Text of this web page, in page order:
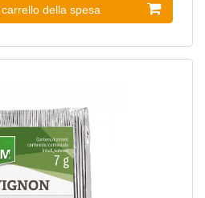
della spesa